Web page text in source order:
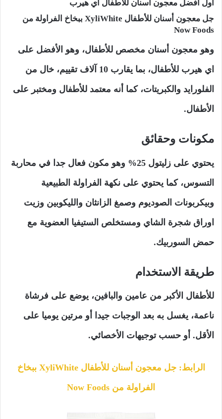
أول أفضل معجون اسنان للأطفال اي هيرب
جل معجون أسنان للأطفال XyliWhite ببخاخ الفراولة من
Now Foods
وهو معجون أسنان مخصص للأطفال، وهو الأفضل على
اي هيرب للأطفال، بما يقارب 10 آلاف تقييم، خال من
الفلورايد والكبريتات، كما أنه معتمد للأطفال ومختبر على
الأطفال.
مكونات وحقائق
يحتوي على زليتول 25% وهو مكون فعال جدا في محاربة
التسوس، كما يحتوي على نكهة الفراولة الطبيعية
وبيكربونات الصوديوم وصمغ الزانثان والليكوبين وزيت
اوراق شجرة الشاي ومستخلص الستيفيا العضوية مع
حمض السوربيك.
طريقة الاستخدام
للأطفال الأكبر من عامين والبافين، يوضع على فرشاة
ناعمة، يغسل به بعد الوجبات جيدا أو مرتين يوميا على
الأقل. أو حسب توجيهات الأخصائي.
الرابط: جل معجون أسنان للأطفال XyliWhite ببخاخ
الفراولة من Now Foods